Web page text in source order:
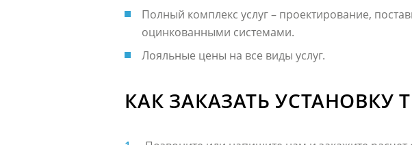
Полный комплекс услуг – проектирование,
оцинкованными системами.
Лояльные цены на все виды услуг.
КАК ЗАКАЗАТЬ